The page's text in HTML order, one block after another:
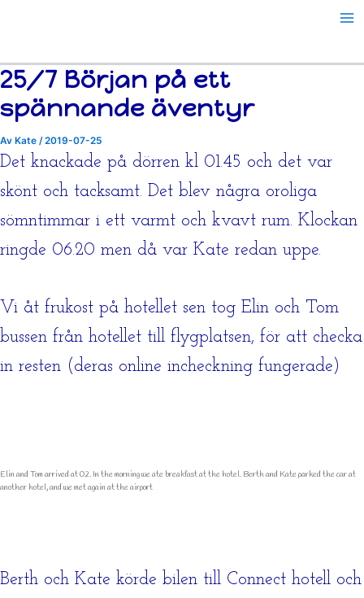
25/7 Början på ett
spännande äventyr
Av Kate /2019-07-25
Det knackade på dörren kl 01.45 och det var
skönt och tacksamt. Det blev några oroliga
sömntimmar i ett varmt och kvavt rum. Klockan
ringde 06.20 men då var Kate redan uppe.
Vi åt frukost på hotellet sen tog Elin och Tom
bussen från hotellet till flygplatsen, för att checka
in resten (deras online incheckning fungerade)
Elin and Tom arrived at 02. In the morning we ate breakfast at the hotel. Berth and Kate parked the car at
another hotel, and we met again at the airport
Berth och Kate körde bilen till Connect hotell och